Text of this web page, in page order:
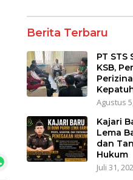
Berita Terbaru
PT
KSB,
Agustus
Kajari
Lema
dan
Hukum
Juli 31,